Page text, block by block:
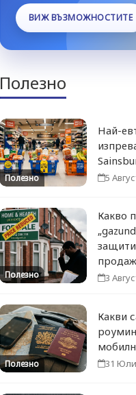
ВИЖ ВЪЗМОЖНОСТИТЕ
Полезно
Полезно
Най-
5
Полезно
Какво
3
Полезно
Какви
31